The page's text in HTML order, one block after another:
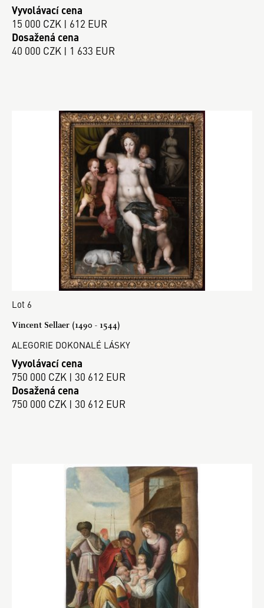
Vyvolávací cena
15 000 CZK | 612 EUR
Dosažená cena
40 000 CZK | 1 633 EUR
Lot 6
Vincent Sellaer (1490 - 1544)
ALEGORIE DOKONALÉ LÁSKY
Vyvolávací cena
750 000 CZK | 30 612 EUR
Dosažená cena
750 000 CZK | 30 612 EUR